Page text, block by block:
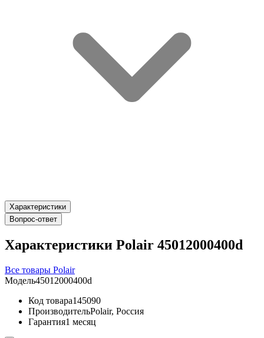
Характеристики
Вопрос-ответ
Характеристики Polair 45012000400d
Все товары Polair
Модель45012000400d
Код товара145090
ПроизводительPolair, Россия
Гарантия1 месяц